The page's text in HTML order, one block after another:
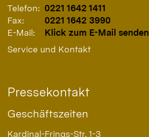
Telefon: 0221 1642 1411
Fax:
0221 1642 3990
E-Mail:
Klick zum E-Mail senden
Service und Kontakt
Pressekontakt
Geschäftszeiten
Kardinal-Frings-Str. 1-3